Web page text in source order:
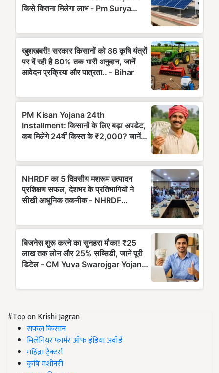
#Top on Krishi Jagran
सफल किसान
मिलेनियर फार्मर ऑफ इंडिया अवॉर्ड
महिंद्रा ट्रैक्टर्स
कृषि मशीनरी